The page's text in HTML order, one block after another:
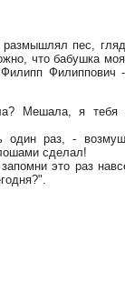
пес,
что бабушка
Мешала, я тебя
один раз, -
сделал!
это раз